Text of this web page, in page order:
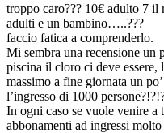
troppo caro??? 10€ adulto 7
adulti e un bambino…..???
faccio fatica a comprenderlo.
Mi sembra una recensione un
piscina il cloro ci deve essere,
massimo a fine giornata un
l’ingresso di 1000
In ogni caso se vuole venire
abbonamenti ad ingressi